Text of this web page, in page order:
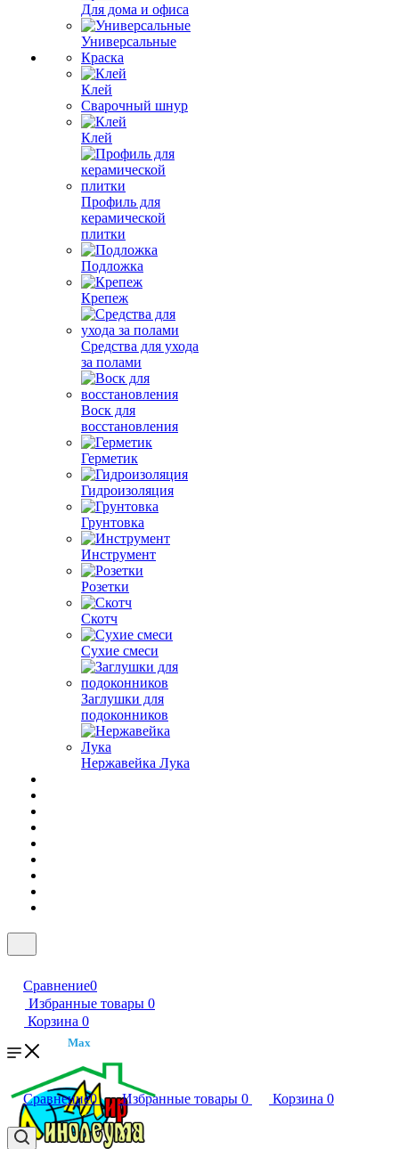
Для дома и офиса
Универсальные
Краска
Клей
Сварочный шнур
Клей
Профиль для
керамической
плитки
Подложка
Крепеж
Средства для ухода
за полами
Воск для
восстановления
Герметик
Гидроизоляция
Грунтовка
Инструмент
Розетки
Скотч
Сухие смеси
Заглушки для
подоконников
Нержавейка Лука
Сравнение0
Избранные товары 0
Корзина 0
Max
Сравнение0 Избранные товары 0 Корзина 0